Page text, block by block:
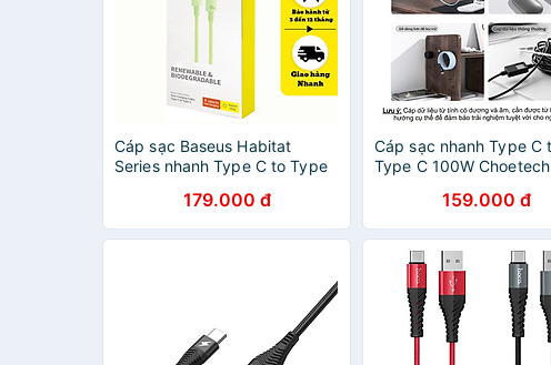
Cáp sạc Baseus Habitat
Series nhanh Type C to Type
179.000 đ
Cáp sạc nhanh Type C
Type C 100W
159.000 đ